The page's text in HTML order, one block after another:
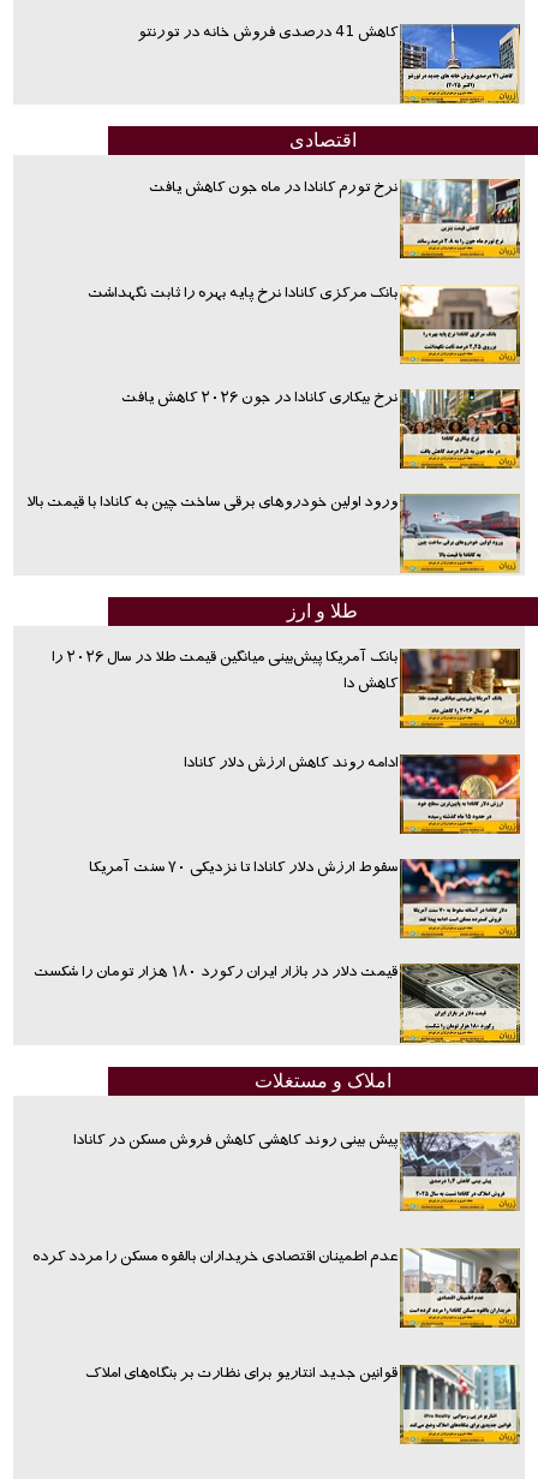
کاهش 41 درصدی فروش خانه در تورنتو
اقتصادی
نرخ تورم کانادا در ماه جون کاهش یافت
بانک مرکزی کانادا نرخ پایه بهره را ثابت نگهداشت
نرخ بیکاری کانادا در جون ۲۰۲۶ کاهش یافت
ورود اولین خودروهای برقی ساخت چین به کانادا با قیمت بالا
طلا و ارز
بانک آمریکا پیش‌بینی میانگین قیمت طلا در سال ۲۰۲۶ را
کاهش دا
ادامه روند کاهش ارزش دلار کانادا
سقوط ارزش دلار کانادا تا نزدیکی ۷۰ سنت آمریکا
قیمت دلار در بازار ایران رکورد ۱۸۰ هزار تومان را شکست
املاک و مستغلات
پیش بینی روند کاهشی کاهش فروش مسکن در کانادا
عدم اطمینان اقتصادی خریداران بالقوه مسکن را مردد کرده
قوانین جدید انتاریو برای نظارت بر بنگاه‌های املاک